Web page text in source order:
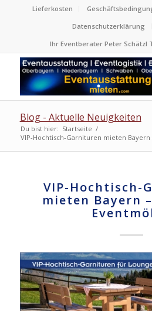
Lieferkosten
Datenschutzerklärung
Ihr Eventberater Peter Schätzl
Blog - Aktuelle Neuigkeiten
Du bist hier: Startseite /
VIP-Hochtisch-Garnituren mieten
VIP-Hochtisch-
mieten Bayern